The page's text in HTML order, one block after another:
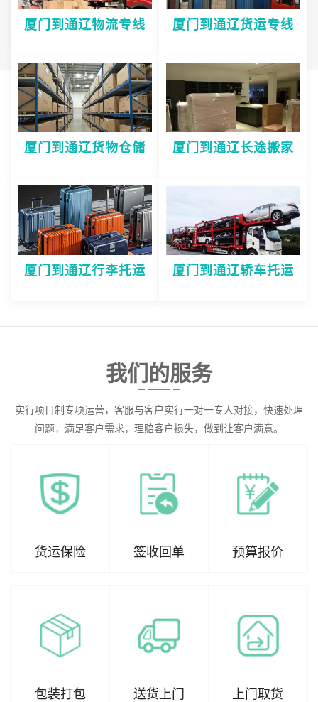
厦门到通辽物流专线 厦门到通辽货运专线
厦门到通辽货物仓储 厦门到通辽长途搬家
厦门到通辽行李托运 厦门到通辽轿车托运
我们的服务
实行项目制专项运营，客服与客户实行一对一专人对接，快速处理
问题，满足客户需求，理赔客户损失，做到让客户满意。
货运保险 签收回单 预算报价
包装打包 送货上门 上门取货